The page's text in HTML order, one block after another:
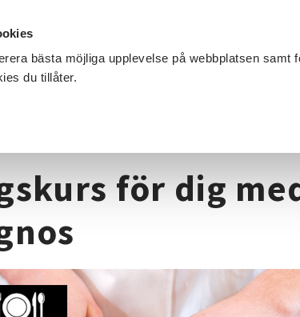
bästa möjliga upplevelse på webbplatsen samt
du tillåter.
SÖK KURSER OCH EVENEMANG
för dig